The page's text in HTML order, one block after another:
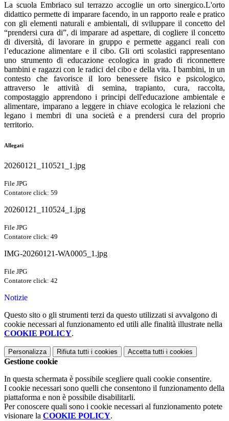
La scuola Embriaco sul terrazzo accoglie un orto sinergico.L'orto
didattico permette di imparare facendo, in un rapporto reale e pratico
con gli elementi naturali e ambientali, di sviluppare il concetto del
“prendersi cura di”, di imparare ad aspettare, di cogliere il concetto
di diversità, di lavorare in gruppo e permette agganci reali con
l’educazione alimentare e il cibo. Gli orti scolastici rappresentano
uno strumento di educazione ecologica in grado di riconnettere
bambini e ragazzi con le radici del cibo e della vita. I bambini, in un
contesto che favorisce il loro benessere fisico e psicologico,
attraverso le attività di semina, trapianto, cura, raccolta,
compostaggio apprendono i principi dell'educazione ambientale e
alimentare, imparano a leggere in chiave ecologica le relazioni che
legano i membri di una società e a prendersi cura del proprio
territorio.
Allegati
20260121_110521_1.jpg
File JPG
Contatore click: 59
20260121_110524_1.jpg
File JPG
Contatore click: 49
IMG-20260121-WA0005_1.jpg
File JPG
Contatore click: 42
Notizie
Questo sito o gli strumenti terzi da questo utilizzati si avvalgono di
cookie necessari al funzionamento ed utili alle finalità illustrate nella
COOKIE POLICY.
Personalizza Rifiuta tutti i cookies Accetta tutti i cookies
Gestione cookie
In questa schermata è possibile scegliere quali cookie consentire.
I cookie necessari sono quelli che consentono il funzionamento della
piattaforma e non è possibile disabilitarli.
Per conoscere quali sono i cookie necessari al funzionamento potete
visionare la COOKIE POLICY.